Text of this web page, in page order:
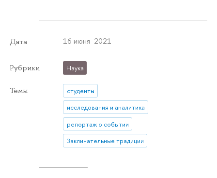
Дата 16 июня 2021
Рубрики Наука
Темы
студенты
исследования и аналитика
репортаж о событии
Заклинательные традиции